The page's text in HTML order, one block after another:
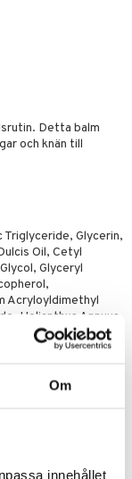
Om
innehållet
Detta balm
och knän till
Glycerin,
Oil, Cetyl
Glyceryl
Acryloyldimethyl
Helianthus Annuus
Hippophae
60,
Asiatica Extract,
Root Extract,
Baicalensis Root